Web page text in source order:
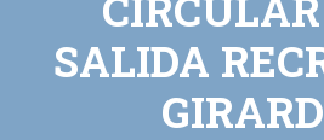
SALIDA